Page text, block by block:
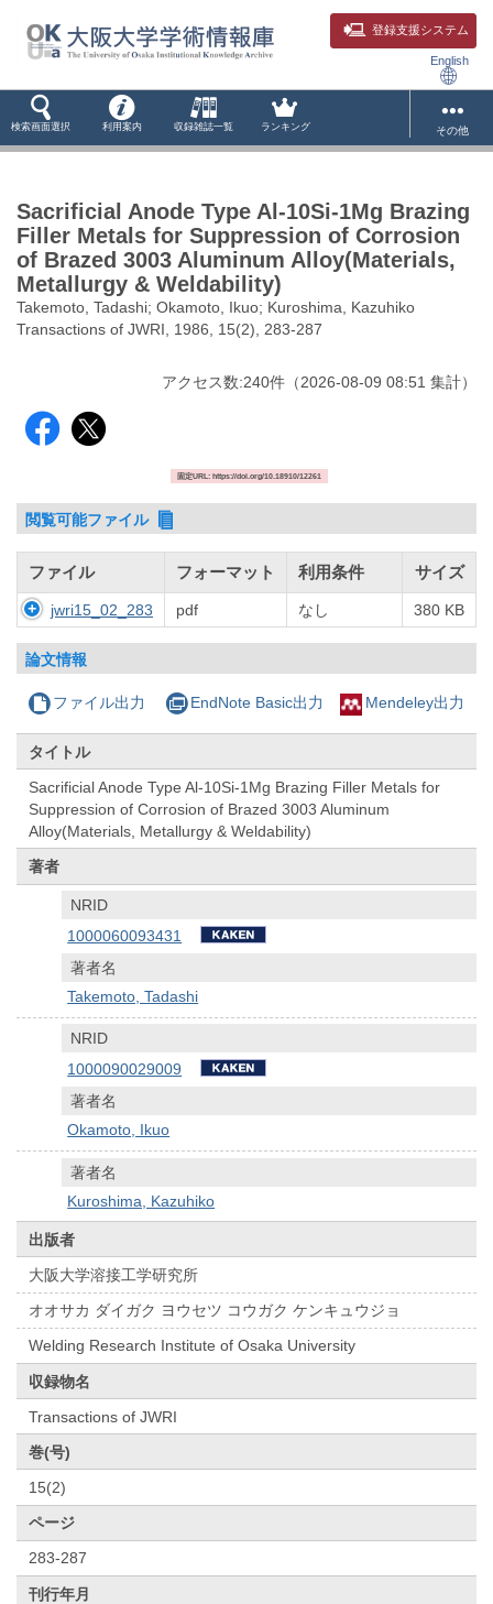
登録支援システム
English
検索画面選択 利用案内 収録雑誌一覧 ランキング その他
Sacrificial Anode Type Al-10Si-1Mg Brazing
Filler Metals for Suppression of Corrosion
of Brazed 3003 Aluminum Alloy(Materials,
Metallurgy & Weldability)
Takemoto, Tadashi; Okamoto, Ikuo; Kuroshima, Kazuhiko
Transactions of JWRI, 1986, 15(2), 283-287
アクセス数:240件 （2026-08-09 08:51 集計）
固定URL: https://doi.org/10.18910/12261
閲覧可能ファイル
ファイル フォーマット 利用条件 サイズ
jwri15_02_283 pdf なし 380 KB
論文情報
ファイル出力 EndNote Basic出力 Mendeley出力
タイトル
Sacrificial Anode Type Al-10Si-1Mg Brazing Filler Metals for
Suppression of Corrosion of Brazed 3003 Aluminum
Alloy(Materials, Metallurgy & Weldability)
著者
NRID
1000060093431
著者名
Takemoto, Tadashi
NRID
1000090029009
著者名
Okamoto, Ikuo
著者名
Kuroshima, Kazuhiko
出版者
大阪大学溶接工学研究所
オオサカ ダイガク ヨウセツ コウガク ケンキュウジョ
Welding Research Institute of Osaka University
収録物名
Transactions of JWRI
巻(号)
15(2)
ページ
283-287
刊行年月